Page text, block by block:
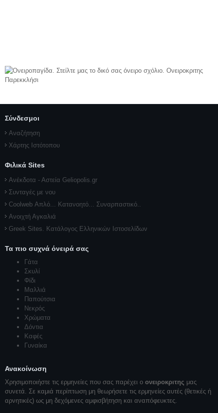
Σύνδεσμοι
Αναζήτηση
Χάρτης Ιστότοπου
Φιλικά Sites
Ανέκδοτα - Αστεία Geliopolis.gr
Συνταγές με νου
Coolweb Απλό... Κατανοητό... Συναρπαστικό..
Ανοιχτή Αγκαλιά
Greek Sites. Κατάλογος Ελληνικών Ιστοσελίδων
Τα πιο συχνά όνειρά σας
Γάτα
Σκυλί
Φίδι
Μαλλιά
Παπούτσια
Νεκρός
Χρώματα
Δόντια
Καφές
Γυναίκα
Ανακοίνωση
Χρησιμοποιήστε τις ερμηνείες που σας παρέχει ο ονειροκριτης μας
συνετά. Σε καμιά περίπτωση μη θεωρήσετε τις ερμηνείες αυτές (θετικές ή
αρνητικές) ως μη δεχόμενες αμφισβήτηση και αναπόφευκτες.